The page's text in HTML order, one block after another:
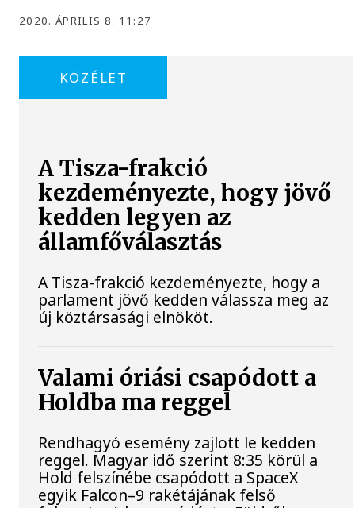
2020. ÁPRILIS 8. 11:27
KÖZÉLET
A Tisza-frakció
kezdeményezte, hogy jövő
kedden legyen az
államfőválasztás
A Tisza-frakció kezdeményezte, hogy a
parlament jövő kedden válassza meg az
új köztársasági elnököt.
Valami óriási csapódott a
Holdba ma reggel
Rendhagyó esemény zajlott le kedden
reggel. Magyar idő szerint 8:35 körül a
Hold felszínébe csapódott a SpaceX
egyik Falcon–9 rakétájának felső